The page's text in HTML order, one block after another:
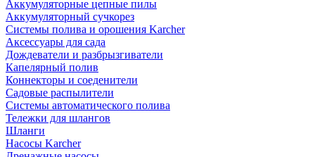
Аккумуляторные цепные пилы
Аккумуляторный сучкорез
Системы полива и орошения Karcher
Аксессуары для сада
Дождеватели и разбрызгиватели
Капелярный полив
Коннекторы и соеденители
Садовые распылители
Системы автоматического полива
Тележки для шлангов
Шланги
Насосы Karcher